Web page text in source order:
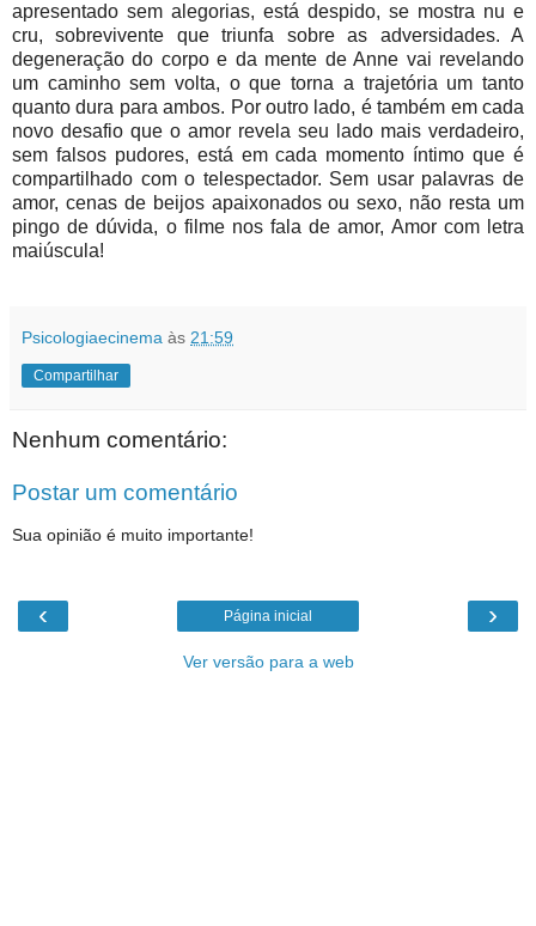
apresentado sem alegorias, está despido, se mostra nu e
cru, sobrevivente que triunfa sobre as adversidades. A
degeneração do corpo e da mente de Anne vai revelando
um caminho sem volta, o que torna a trajetória um tanto
quanto dura para ambos. Por outro lado, é também em cada
novo desafio que o amor revela seu lado mais verdadeiro,
sem falsos pudores, está em cada momento íntimo que é
compartilhado com o telespectador. Sem usar palavras de
amor, cenas de beijos apaixonados ou sexo, não resta um
pingo de dúvida, o filme nos fala de amor, Amor com letra
maiúscula!
Psicologiaecinema às 21:59
Compartilhar
Nenhum comentário:
Postar um comentário
Sua opinião é muito importante!
‹ ›
Página inicial
Ver versão para a web